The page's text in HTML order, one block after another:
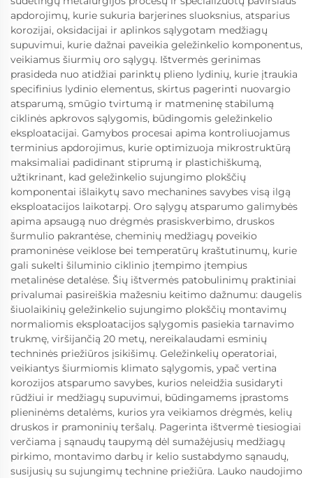
apdorojimų, kurie sukuria barjerines sluoksnius, atsparius
korozijai, oksidacijai ir aplinkos sąlygotam medžiagų
supuvimui, kurie dažnai paveikia geležinkelio komponentus,
veikiamus šiurmių oro sąlygų. Ištvermės gerinimas
prasideda nuo atidžiai parinktų plieno lydinių, kurie įtraukia
specifinius lydinio elementus, skirtus pagerinti nuovargio
atsparumą, smūgio tvirtumą ir matmeninę stabilumą
ciklinės apkrovos sąlygomis, būdingomis geležinkelio
eksploatacijai. Gamybos procesai apima kontroliuojamus
terminius apdorojimus, kurie optimizuoja mikrostruktūrą
maksimaliai padidinant stiprumą ir plastichiškumą,
užtikrinant, kad geležinkelio sujungimo plokščių
komponentai išlaikytų savo mechanines savybes visą ilgą
eksploatacijos laikotarpį. Oro sąlygų atsparumo galimybės
apima apsaugą nuo drėgmės prasiskverbimo, druskos
šurmulio pakrantėse, cheminių medžiagų poveikio
pramoninėse veiklose bei temperatūrų kraštutinumų, kurie
gali sukelti šiluminio ciklinio įtempimo įtempius
metalinėse detalėse. Šių ištvermės patobulinimų praktiniai
privalumai pasireiškia mažesniu keitimo dažnumu: daugelis
šiuolaikinių geležinkelio sujungimo plokščių montavimų
normaliomis eksploatacijos sąlygomis pasiekia tarnavimo
trukmę, viršijančią 20 metų, nereikalaudami esminių
techninės priežiūros įsikišimų. Geležinkelių operatoriai,
veikiantys šiurmiomis klimato sąlygomis, ypač vertina
korozijos atsparumo savybes, kurios neleidžia susidaryti
rūdžiui ir medžiagų supuvimui, būdingamems įprastoms
plieninėms detalėms, kurios yra veikiamos drėgmės, kelių
druskos ir pramoninių teršalų. Pagerinta ištvermė tiesiogiai
verčiama į sąnaudų taupymą dėl sumažėjusių medžiagų
pirkimo, montavimo darbų ir kelio sustabdymo sąnaudų,
susijusių su sujungimų technine priežiūra. Lauko naudojimo